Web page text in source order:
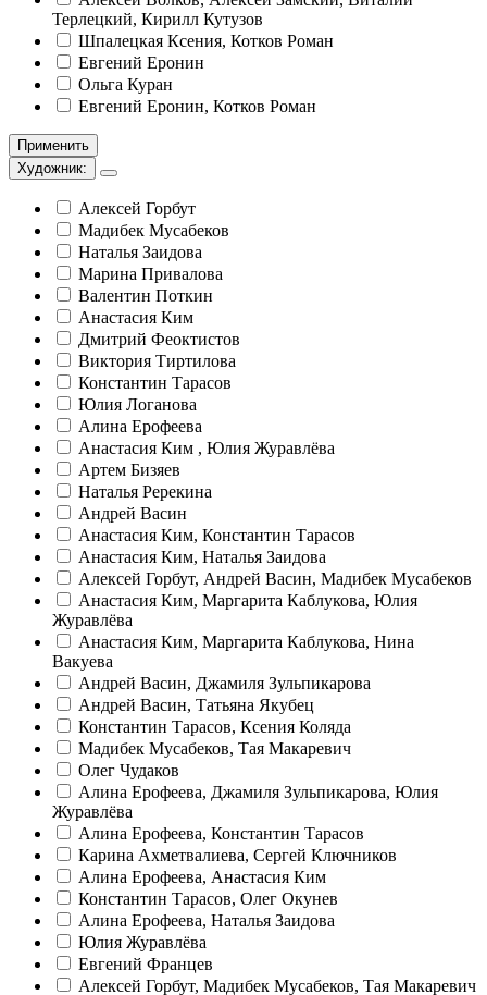
Терлецкий, Кирилл Кутузов
Шпалецкая Ксения, Котков Роман
Евгений Еронин
Ольга Куран
Евгений Еронин, Котков Роман
Применить
Художник:
Алексей Горбут
Мадибек Мусабеков
Наталья Заидова
Марина Привалова
Валентин Поткин
Анастасия Ким
Дмитрий Феоктистов
Виктория Тиртилова
Константин Тарасов
Юлия Логанова
Алина Ерофеева
Анастасия Ким , Юлия Журавлёва
Артем Бизяев
Наталья Ререкина
Андрей Васин
Анастасия Ким, Константин Тарасов
Анастасия Ким, Наталья Заидова
Алексей Горбут, Андрей Васин, Мадибек Мусабеков
Анастасия Ким, Маргарита Каблукова, Юлия
Журавлёва
Анастасия Ким, Маргарита Каблукова, Нина
Вакуева
Андрей Васин, Джамиля Зульпикарова
Андрей Васин, Татьяна Якубец
Константин Тарасов, Ксения Коляда
Мадибек Мусабеков, Тая Макаревич
Олег Чудаков
Алина Ерофеева, Джамиля Зульпикарова, Юлия
Журавлёва
Алина Ерофеева, Константин Тарасов
Карина Ахметвалиева, Сергей Ключников
Алина Ерофеева, Анастасия Ким
Константин Тарасов, Олег Окунев
Алина Ерофеева, Наталья Заидова
Юлия Журавлёва
Евгений Францев
Алексей Горбут, Мадибек Мусабеков, Тая Макаревич